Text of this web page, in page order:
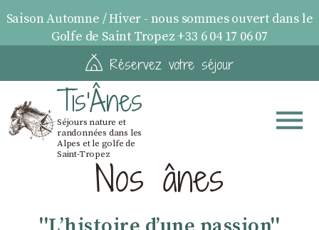
Saison Automne / Hiver - nous sommes ouvert dans le
Golfe de Saint Tropez +33 6 04 17 06 07
Réservez votre séjour
Tis'Ânes
Séjours nature et
randonnées dans les
Alpes et le golfe de
Saint-TropezNos ânes